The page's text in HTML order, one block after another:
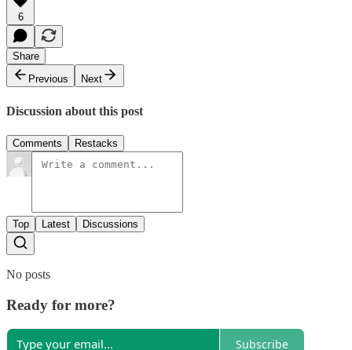
6
Share
Previous
Next
Discussion about this post
Comments Restacks
Top Latest Discussions
No posts
Ready for more?
Subscribe